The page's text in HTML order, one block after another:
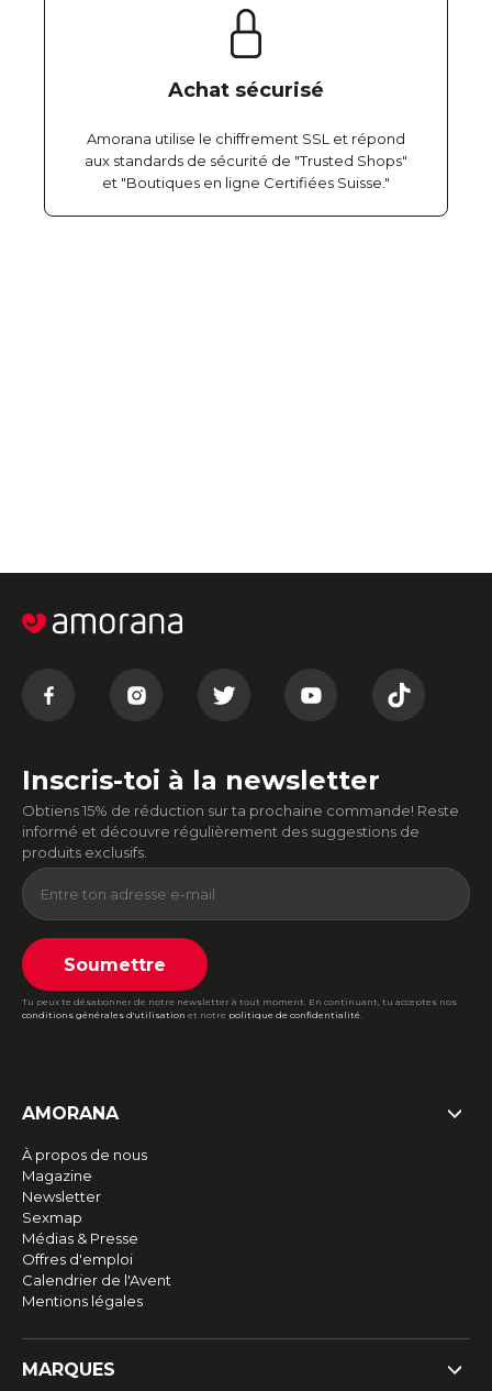
Achat sécurisé
Amorana utilise le chiffrement SSL et répond
aux standards de sécurité de "Trusted Shops"
et "Boutiques en ligne Certifiées Suisse."
Inscris-toi à la newsletter
Obtiens 15% de réduction sur ta prochaine commande! Reste
informé et découvre régulièrement des suggestions de
produits exclusifs.
Soumettre
Tu peux te désabonner de notre newsletter à tout moment. En continuant, tu acceptes nos
conditions générales d'utilisation et notre politique de confidentialité.
AMORANA
À propos de nous
Magazine
Newsletter
Sexmap
Médias & Presse
Offres d'emploi
Calendrier de l'Avent
Mentions légales
MARQUES